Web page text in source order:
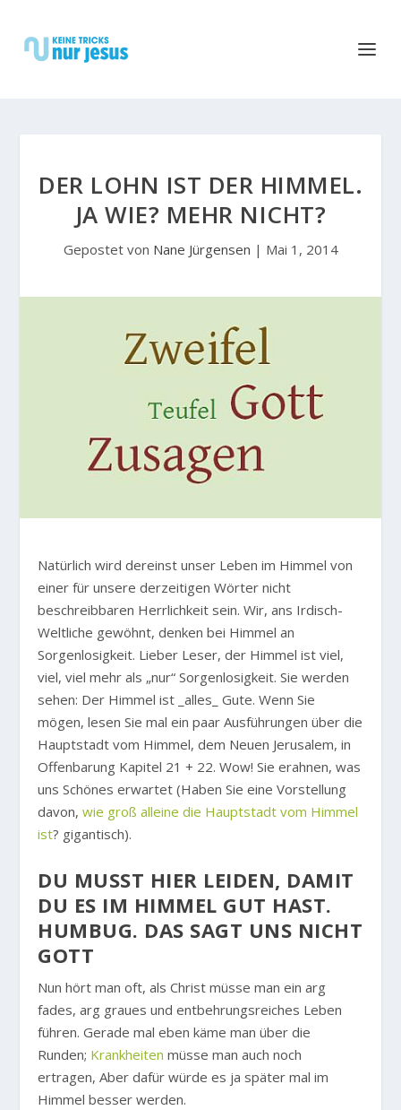
DER LOHN IST DER HIMMEL.
JA WIE? MEHR NICHT?
Gepostet von Nane Jürgensen | Mai 1, 2014
Natürlich wird dereinst unser Leben im Himmel von
einer für unsere derzeitigen Wörter nicht
beschreibbaren Herrlichkeit sein. Wir, ans Irdisch-
Weltliche gewöhnt, denken bei Himmel an
Sorgenlosigkeit. Lieber Leser, der Himmel ist viel,
viel, viel mehr als „nur“ Sorgenlosigkeit. Sie werden
sehen: Der Himmel ist _alles_ Gute. Wenn Sie
mögen, lesen Sie mal ein paar Ausführungen über die
Hauptstadt vom Himmel, dem Neuen Jerusalem, in
Offenbarung Kapitel 21 + 22. Wow! Sie erahnen, was
uns Schönes erwartet (Haben Sie eine Vorstellung
davon,wie groß alleine die Hauptstadt vom Himmel
ist? gigantisch).
DU MUSST HIER LEIDEN, DAMIT D
U ES IM HIMMEL GUT HAST. H
UMBUG. DAS SAGT UNS NICHT G
OTT
Nun hört man oft, als Christ müsse man ein arg
fades, arg graues und entbehrungsreiches Leben
führen. Gerade mal eben käme man über die
Runden; Krankheiten müsse man auch noch
ertragen, Aber dafür würde es ja später mal im
Himmel besser werden.